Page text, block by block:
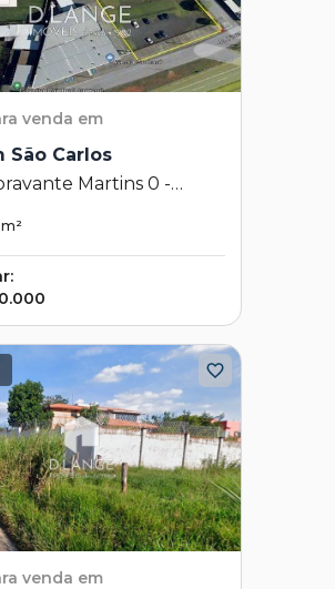
venda em
São Carlos
Martins 0 -
Carlos - Sumaré - SP
m²
venda em